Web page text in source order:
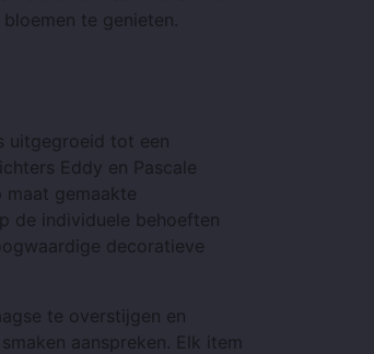
te genieten.
uitgegroeid tot een
Eddy en Pascale
maat gemaakte
de individuele behoeften
decoratieve
te overstijgen en
aanspreken. Elk item